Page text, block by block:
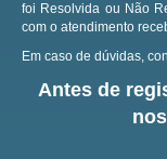
foi Resolvida ou Não
com o atendimento
Em caso de dúvidas,
Antes de